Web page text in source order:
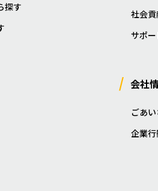
探す
社会
サポ
会社
ごあ
企業